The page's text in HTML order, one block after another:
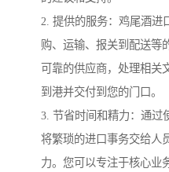
2. 提供的服务：鸡尾酒进
购、运输、报关到配送等
可靠的供应商，处理相关
到港并交付到您的门口。
3. 节省时间和精力：通过
将繁琐的进口事务交给人
力。您可以专注于核心业